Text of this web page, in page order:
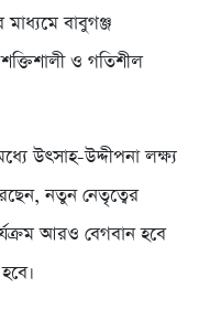
মাধ্যমে বাবুগঞ্জ
ও গতিশীল
উৎসাহ-উদ্দীপনা লক্ষ্য
নতুন নেতৃত্বের
আরও বেগবান হবে